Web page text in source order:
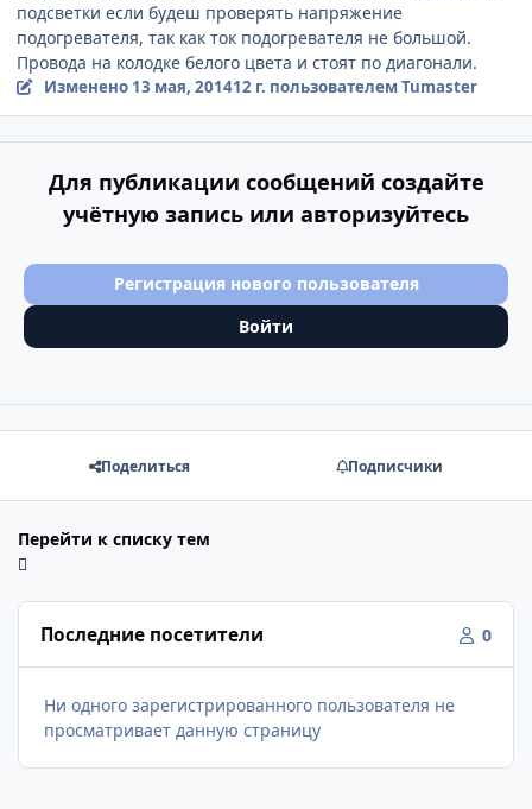
подсветки если будеш проверять напряжение
подогревателя, так как ток подогревателя не большой.
Провода на колодке белого цвета и стоят по диагонали.
Изменено 13 мая, 201412 г. пользователем Tumaster
Для публикации сообщений создайте
учётную запись или авторизуйтесь
Регистрация нового пользователя
Войти
Поделиться Подписчики
Перейти к списку тем
Последние посетители 0
Ни одного зарегистрированного пользователя не
просматривает данную страницу